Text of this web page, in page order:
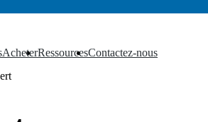
Acheter
▼ Ressources
▼ Contactez-nous
▼